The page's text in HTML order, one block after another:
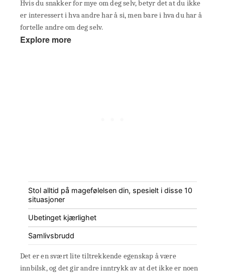
Hvis du snakker for mye om deg selv, betyr det at du ikke
er interessert i hva andre har å si, men bare i hva du har å
fortelle andre om deg selv.
Explore more
Stol alltid på magefølelsen din, spesielt i disse 10
situasjoner
Ubetinget kjærlighet
Samlivsbrudd
Det er en svært lite tiltrekkende egenskap å være
innbilsk, og det gir andre inntrykk av at det ikke er noen